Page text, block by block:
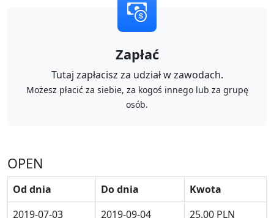
Zapłać
Tutaj zapłacisz za udział w zawodach.
Możesz płacić za siebie, za kogoś innego lub za grupę
osób.
OPEN
Od dnia Do dnia
Kwota
2019-07-03
2019-09-04 25.00 PLN